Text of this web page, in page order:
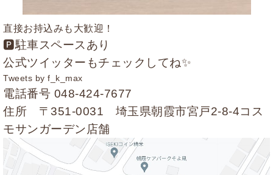
直接お持込みも大歓迎！
🅿駐車スペースあり
公式ツイッターもチェックしてね✨
Tweets by f_k_max
電話番号 048-424-7677
住所 〒351-0031 埼玉県朝霞市宮戸2-8-4コス
モサンガーデン店舗